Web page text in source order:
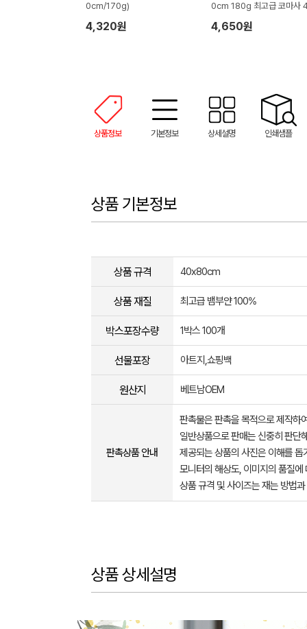
0cm/170g)
4,320원
0cm 180g 최고급 코마사
수
4,650원
상품정보 기본정보 상세설명 인쇄샘플
상품 기본정보
상품 규격 40x80cm
상품 재질 최고급 뱀부얀 100%
박스포장수량 1박스 100개
선물포장 아트지,쇼핑백
원산지 베트남OEM
판촉상품 안내
판촉물은 판촉을 목적으로 제작하
일반상품으로 판매는 신중히 판단
제공되는 상품의 사진은 이해를
모니터의 해상도, 이미지의 품질
상품 규격 및 사이즈는 재는 방법
상품 상세설명